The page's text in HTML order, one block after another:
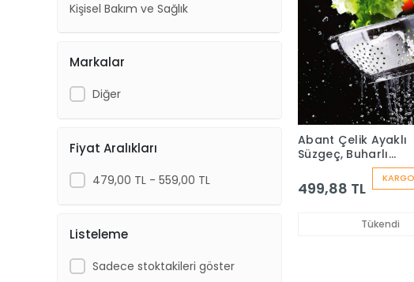
Kişisel Bakım ve Sağlık
Markalar
Diğer
Fiyat Aralıkları
479,00 TL - 559,00 TL
Listeleme
Sadece stoktakileri göster
Abant Çelik Ayaklı
Süzgeç, Buharlı
Pişirme- 24 cm
499,88 TL
Tükendi